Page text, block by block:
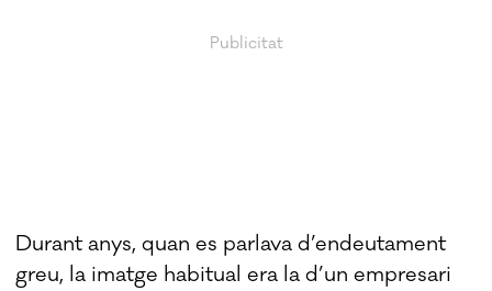
Durant anys, quan es parlava d’endeutament
greu, la imatge habitual era la d’un empresari